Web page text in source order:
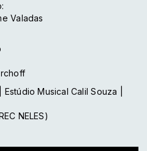
Valadas
Musical Calil Souza |
NELES)